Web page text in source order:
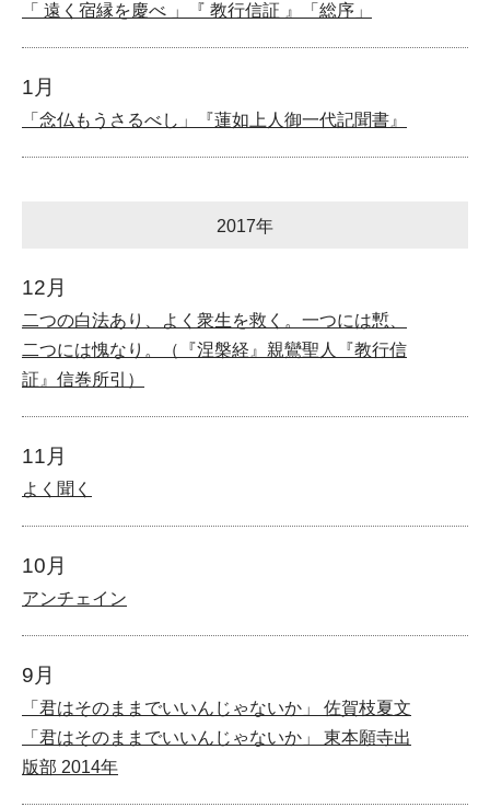
「 遠く宿縁を慶べ 」『 教行信証 』「総序」
1月
「念仏もうさるべし」『蓮如上人御一代記聞書』
2017年
12月
二つの白法あり、よく衆生を救く。一つには慙、
二つには愧なり。（『涅槃経』親鸞聖人『教行信
証』信巻所引）
11月
よく聞く
10月
アンチェイン
9月
「君はそのままでいいんじゃないか」 佐賀枝夏文
「君はそのままでいいんじゃないか」 東本願寺出
版部 2014年